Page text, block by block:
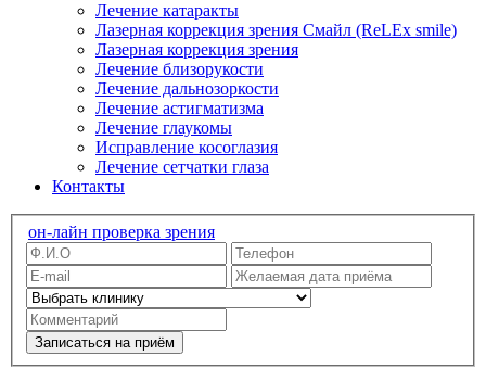
Лечение катаракты
Лазерная коррекция зрения Смайл (ReLEx smile)
Лазерная коррекция зрения
Лечение близорукости
Лечение дальнозоркости
Лечение астигматизма
Лечение глаукомы
Исправление косоглазия
Лечение сетчатки глаза
Контакты
он-лайн проверка зрения
Записаться на приём